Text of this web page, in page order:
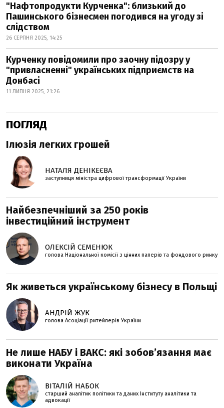
"Нафтопродукти Курченка": близький до
Пашинського бізнесмен погодився на угоду зі
слідством
26 СЕРПНЯ 2025, 14:25
Курченку повідомили про заочну підозру у
"привласненні" українських підприємств на
Донбасі
11 ЛИПНЯ 2025, 21:26
ПОГЛЯД
Ілюзія легких грошей
НАТАЛЯ ДЕНІКЕЄВА
заступниця міністра цифрової трансформації України
Найбезпечніший за 250 років
інвестиційний інструмент
ОЛЕКСІЙ СЕМЕНЮК
голова Національної комісії з цінних паперів та фондового ринку
Як живеться українському бізнесу в Польщі
АНДРІЙ ЖУК
голова Асоціації ритейлерів України
Не лише НАБУ і ВАКС: які зобов’язання має
виконати Україна
ВІТАЛІЙ НАБОК
старший аналітик політики та даних Інституту аналітики та
адвокації